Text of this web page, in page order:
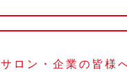
サロン・企業の皆様